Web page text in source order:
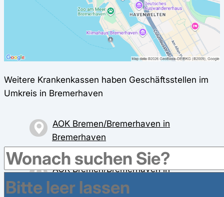
Weitere Krankenkassen haben Geschäftsstellen im
Umkreis in Bremerhaven
AOK Bremen/Bremerhaven in
Bremerhaven
Columbusstraße 1, 27570 Bremerhaven
AOK Bremen/Bremerhaven in
Bremerhaven